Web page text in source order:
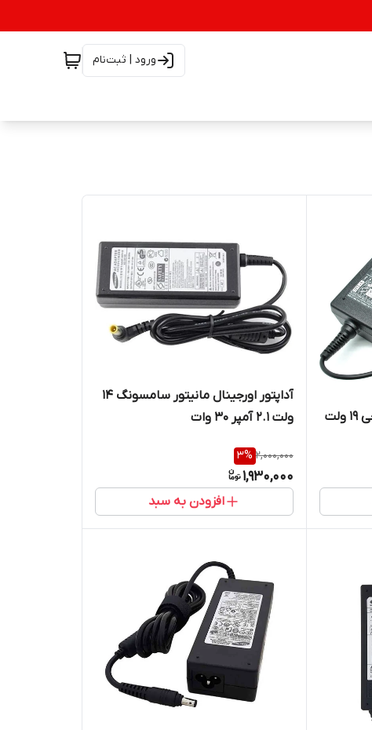
ورود | ثبت‌نام
آداپتور اورجینال مانیتور ال جی 19 ولت
آداپتور اورجینال مانیتور سامسونگ 14
ولت 2.1 آمپر 30 وات
2,000,000
3%
1,930,000
افزودن به سبد